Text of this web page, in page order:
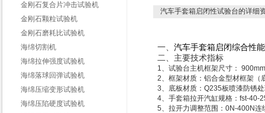
金刚石复合片冲击试验机
金刚石颗粒试验机
金刚石磨耗比试验机
海绵切割机
海绵拉伸强度试验机
海绵落球回弹试验机
海绵压缩变形试验机
海绵压陷硬度试验机
汽车手套箱启闭性试验台的详细
一、 汽车手套箱启闭综合性
二、主要技术指标
1、试验台主机框架尺寸：
2、框架材质：铝合金型材框架（
3、底板材质：Q235板喷漆防锈
4、手套箱拉开汽缸规格：fst-40-
5、拉开力调整范围：0N-400N连